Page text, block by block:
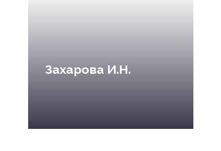
Захарова И.Н.